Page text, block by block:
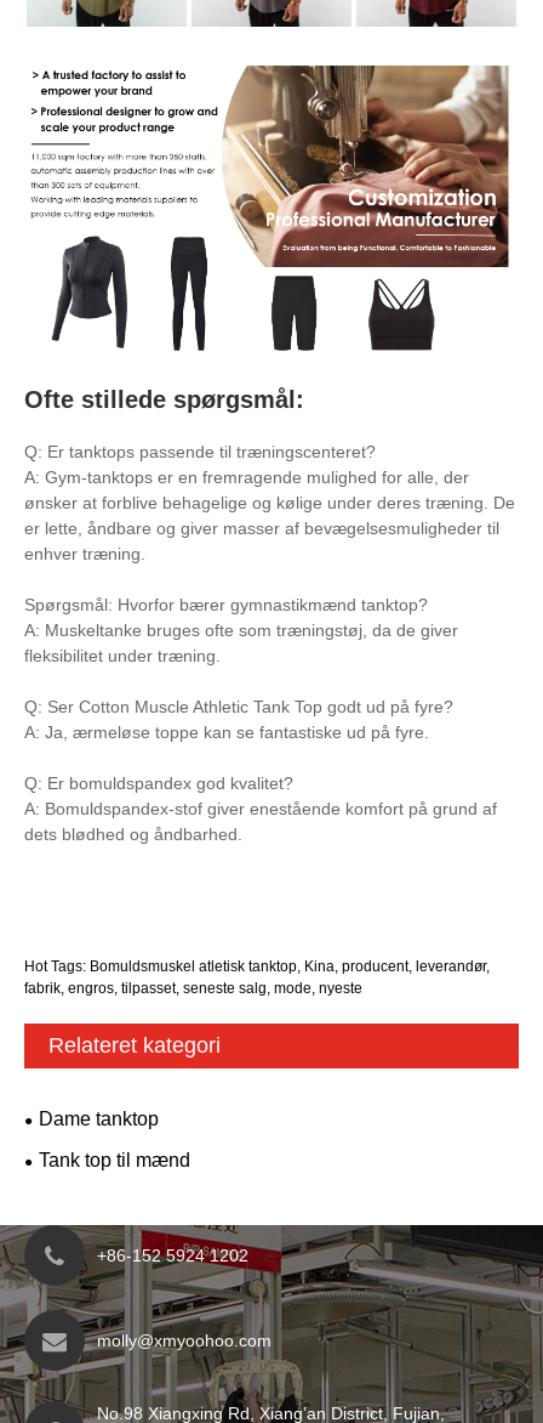
Ofte stillede spørgsmål:
Q: Er tanktops passende til træningscenteret?
A: Gym-tanktops er en fremragende mulighed for alle, der
ønsker at forblive behagelige og kølige under deres træning. De
er lette, åndbare og giver masser af bevægelsesmuligheder til
enhver træning.
Spørgsmål: Hvorfor bærer gymnastikmænd tanktop?
A: Muskeltanke bruges ofte som træningstøj, da de giver
fleksibilitet under træning.
Q: Ser Cotton Muscle Athletic Tank Top godt ud på fyre?
A: Ja, ærmeløse toppe kan se fantastiske ud på fyre.
Q: Er bomuldspandex god kvalitet?
A: Bomuldspandex-stof giver enestående komfort på grund af
dets blødhed og åndbarhed.
Hot Tags: Bomuldsmuskel atletisk tanktop, Kina, producent, leverandør,
fabrik, engros, tilpasset, seneste salg, mode, nyeste
Relateret kategori
Dame tanktop
Tank top til mænd
+86-152 5924 1202
molly@xmyoohoo.com
No.98 Xiangxing Rd, Xiang’an District, Fujian,